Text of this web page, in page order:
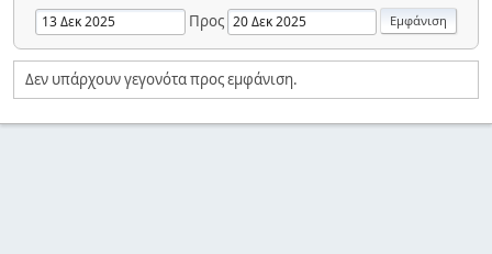
Προς
Δεν υπάρχουν γεγονότα προς εμφάνιση.